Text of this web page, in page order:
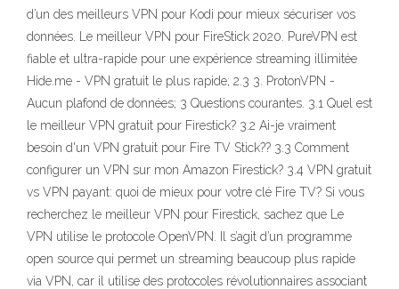
d’un des meilleurs VPN pour Kodi pour mieux sécuriser vos
données. Le meilleur VPN pour FireStick 2020. PureVPN est
fiable et ultra-rapide pour une expérience streaming illimitée
Hide.me - VPN gratuit le plus rapide; 2.3 3. ProtonVPN -
Aucun plafond de données; 3 Questions courantes. 3.1 Quel est
le meilleur VPN gratuit pour Firestick? 3.2 Ai-je vraiment
besoin d'un VPN gratuit pour Fire TV Stick?? 3.3 Comment
configurer un VPN sur mon Amazon Firestick? 3.4 VPN gratuit
vs VPN payant: quoi de mieux pour votre clé Fire TV? Si vous
recherchez le meilleur VPN pour Firestick, sachez que Le
VPN utilise le protocole OpenVPN. Il s’agit d’un programme
open source qui permet un streaming beaucoup plus rapide
via VPN, car il utilise des protocoles révolutionnaires associant